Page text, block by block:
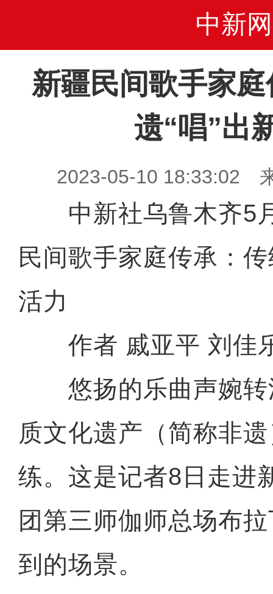
中新网
新疆民间歌手家
遗“唱”出
2023-05-10 18:33:02
中新社乌鲁木齐5
民间歌手家庭传承：传
活力
作者 戚亚平 刘佳
悠扬的乐曲声婉转
质文化遗产（简称非
练。这是记者8日走进
团第三师伽师总场布
到的场景。